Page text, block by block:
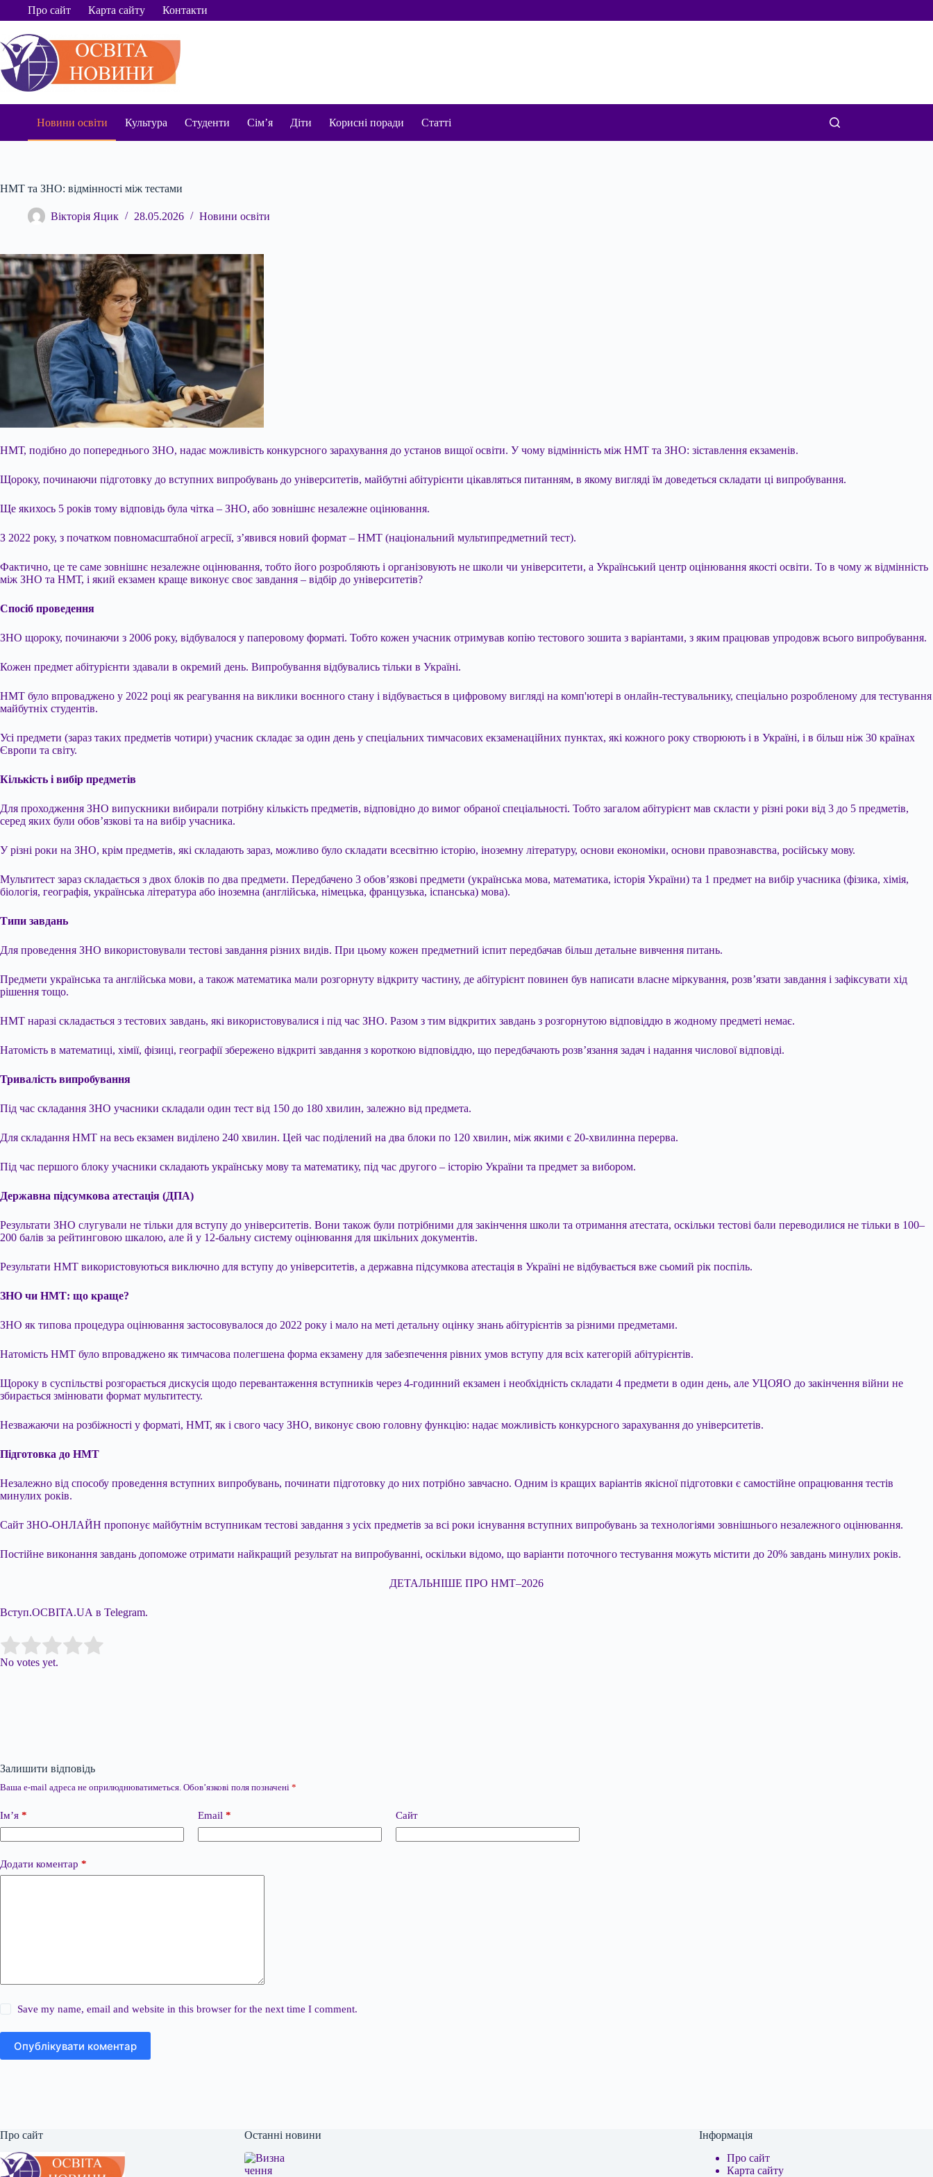
ПерейтиПро сайт Карта сайту Контакти
Новини освіти Культура Студенти Сім’я Діти Корисні поради Статті
НМТ та ЗНО: відмінності між тестами
Вікторія Яцик 28.05.2026 Новини освіти
НМТ, подібно до попереднього ЗНО, надає можливість конкурсного зарахування до установ вищої освіти. У чому відмінність між НМТ та ЗНО: зіставлення екзаменів.
Щороку, починаючи підготовку до вступних випробувань до університетів, майбутні абітурієнти цікавляться питанням, в якому вигляді їм доведеться складати ці випробування.
Ще якихось 5 років тому відповідь була чітка – ЗНО, або зовнішнє незалежне оцінювання.
З 2022 року, з початком повномасштабної агресії, з’явився новий формат – НМТ (національний мультипредметний тест).
Фактично, це те саме зовнішнє незалежне оцінювання, тобто його розробляють і організовують не школи чи університети, а Український центр оцінювання якості освіти. То в чому ж відмінність
між ЗНО та НМТ, і який екзамен краще виконує своє завдання – відбір до університетів?
Спосіб проведення
ЗНО щороку, починаючи з 2006 року, відбувалося у паперовому форматі. Тобто кожен учасник отримував копію тестового зошита з варіантами, з яким працював упродовж всього випробування.
Кожен предмет абітурієнти здавали в окремий день. Випробування відбувались тільки в Україні.
НМТ було впроваджено у 2022 році як реагування на виклики воєнного стану і відбувається в цифровому вигляді на комп'ютері в онлайн-тестувальнику, спеціально розробленому для тестування
майбутніх студентів.
Усі предмети (зараз таких предметів чотири) учасник складає за один день у спеціальних тимчасових екзаменаційних пунктах, які кожного року створюють і в Україні, і в більш ніж 30 країнах
Європи та світу.
Кількість і вибір предметів
Для проходження ЗНО випускники вибирали потрібну кількість предметів, відповідно до вимог обраної спеціальності. Тобто загалом абітурієнт мав скласти у різні роки від 3 до 5 предметів,
серед яких були обов’язкові та на вибір учасника.
У різні роки на ЗНО, крім предметів, які складають зараз, можливо було складати всесвітню історію, іноземну літературу, основи економіки, основи правознавства, російську мову.
Мультитест зараз складається з двох блоків по два предмети. Передбачено 3 обов’язкові предмети (українська мова, математика, історія України) та 1 предмет на вибір учасника (фізика, хімія,
біологія, географія, українська література або іноземна (англійська, німецька, французька, іспанська) мова).
Типи завдань
Для проведення ЗНО використовували тестові завдання різних видів. При цьому кожен предметний іспит передбачав більш детальне вивчення питань.
Предмети українська та англійська мови, а також математика мали розгорнуту відкриту частину, де абітурієнт повинен був написати власне міркування, розв’язати завдання і зафіксувати хід
рішення тощо.
НМТ наразі складається з тестових завдань, які використовувалися і під час ЗНО. Разом з тим відкритих завдань з розгорнутою відповіддю в жодному предметі немає.
Натомість в математиці, хімії, фізиці, географії збережено відкриті завдання з короткою відповіддю, що передбачають розв’язання задач і надання числової відповіді.
Тривалість випробування
Під час складання ЗНО учасники складали один тест від 150 до 180 хвилин, залежно від предмета.
Для складання НМТ на весь екзамен виділено 240 хвилин. Цей час поділений на два блоки по 120 хвилин, між якими є 20-хвилинна перерва.
Під час першого блоку учасники складають українську мову та математику, під час другого – історію України та предмет за вибором.
Державна підсумкова атестація (ДПА)
Результати ЗНО слугували не тільки для вступу до університетів. Вони також були потрібними для закінчення школи та отримання атестата, оскільки тестові бали переводилися не тільки в 100–
200 балів за рейтинговою шкалою, але й у 12-бальну систему оцінювання для шкільних документів.
Результати НМТ використовуються виключно для вступу до університетів, а державна підсумкова атестація в Україні не відбувається вже сьомий рік поспіль.
ЗНО чи НМТ: що краще?
ЗНО як типова процедура оцінювання застосовувалося до 2022 року і мало на меті детальну оцінку знань абітурієнтів за різними предметами.
Натомість НМТ було впроваджено як тимчасова полегшена форма екзамену для забезпечення рівних умов вступу для всіх категорій абітурієнтів.
Щороку в суспільстві розгорається дискусія щодо перевантаження вступників через 4-годинний екзамен і необхідність складати 4 предмети в один день, але УЦОЯО до закінчення війни не
збирається змінювати формат мультитесту.
Незважаючи на розбіжності у форматі, НМТ, як і свого часу ЗНО, виконує свою головну функцію: надає можливість конкурсного зарахування до університетів.
Підготовка до НМТ
Незалежно від способу проведення вступних випробувань, починати підготовку до них потрібно завчасно. Одним із кращих варіантів якісної підготовки є самостійне опрацювання тестів
минулих років.
Сайт ЗНО-ОНЛАЙН пропонує майбутнім вступникам тестові завдання з усіх предметів за всі роки існування вступних випробувань за технологіями зовнішнього незалежного оцінювання.
Постійне виконання завдань допоможе отримати найкращий результат на випробуванні, оскільки відомо, що варіанти поточного тестування можуть містити до 20% завдань минулих років.
ДЕТАЛЬНІШЕ ПРО НМТ–2026
Вступ.ОСВІТА.UA в Telegram.
Rate this item:
No votes yet.
Залишити відповідь
Ваша e-mail адреса не оприлюднюватиметься. Обов’язкові поля позначені *
Ім’я * Email * Сайт
Додати коментар *
Save my name, email and website in this browser for the next time I comment.
Опублікувати коментар
Про сайт Останні новини
Інформація
Про сайт
Карта сайту